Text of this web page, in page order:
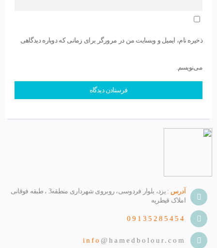
ذخیره نام، ایمیل و وبسایت من در مرورگر برای زمانی که دوباره دیدگاهی
می‌نویسم.
آدرس :
یزد، بلوار فردوسی، روبروی شهرداری منطقه3 ، طبقه فوقانی
املاک قیطریه
09135285454
info @hamedbolour.com